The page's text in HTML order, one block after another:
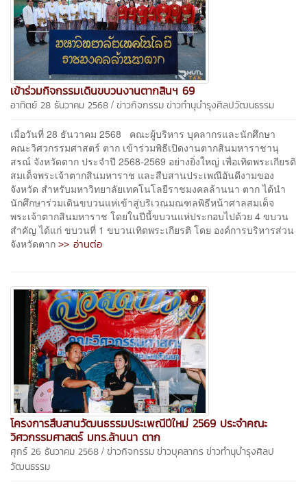
เข้าร่วมกิจกรรมเดินขบวนงานตากสินฯ 69
อาทิตย์ 28 ธันวาคม 2568 / ข่าวกิจกรรมข่าวทำนุบำรุงศิลปวัฒนธรรม
เมื่อวันที่ 28 ธันวาคม 2568 คณะผู้บริหาร บุคลากรและนักศึกษา
คณะวิศวกรรมศาสตร์ ตาก เข้าร่วมพิธีเปิดงานตากสินมหาราชานุ
สรณ์ จังหวัดตาก ประจำปี 2568-2569 อย่างยิ่งใหญ่ เพื่อเทิดพระเกียรติ
สมเด็จพระเจ้าตากสินมหาราช และสืบสานประเพณีอันดีงามของ
จังหวัด สำหรับมหาวิทยาลัยเทคโนโลยีราชมงคลล้านนา ตาก ได้นำ
นักศึกษาร่วมเดินขบวนแห่เข้าสู่บริเวณมณฑลพิธีหน้าศาลสมเด็จ
พระเจ้าตากสินมหาราช โดยในปีนี้ขบวนแห่ประกอบไปด้วย 4 ขบวน
สำคัญ ได้แก่ ขบวนที่ 1 ขบวนเทิดพระเกียรติ โดย องค์การบริหารส่วน
จังหวัดตาก >> อ่านต่อ
โครงการสืบสานวัฒนธรรมประเพณีปีใหม่ 2569 ประจำคณะ
วิศวกรรมศาสตร์ มทร.ล้านนา ตาก
ศุกร์ 26 ธันวาคม 2568 / ข่าวกิจกรรมข่าวบุคลากรข่าวทำนุบำรุงศิลป
วัฒนธรรม